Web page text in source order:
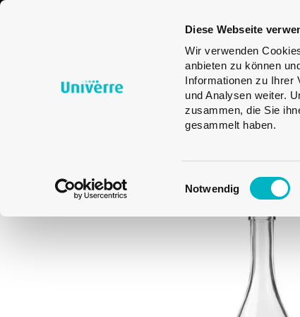
Diese Webseite
Wir verwenden
anbieten zu können
Informationen zu Ihrer
und Analysen weiter.
zusammen, die Sie
gesammelt haben.
Einwilligungsauswahl
Notwendig
Trinkgläser